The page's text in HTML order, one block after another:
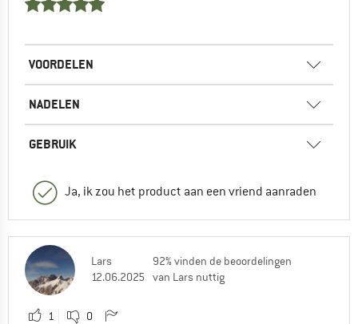
VOORDELEN
NADELEN
GEBRUIK
Ja, ik zou het product aan een vriend aanraden
Lars
12.06.2025
92% vinden de beoordelingen
van Lars nuttig
1 0